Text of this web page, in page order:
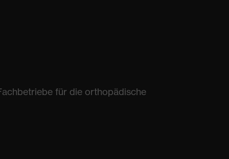
für die orthopädische